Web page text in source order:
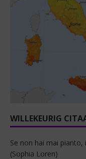
WILLEKEURIG
Se non hai mai
(Sophia Loren)